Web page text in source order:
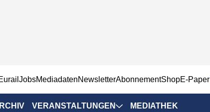
MediadatenNewsletterAbonnementShopE-Paper
VERANSTALTUNGEN MEDIATHEK